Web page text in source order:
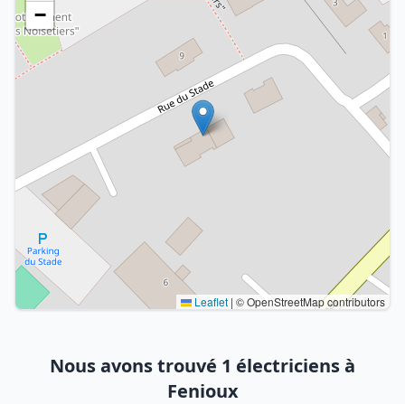
−
Leaflet | © OpenStreetMap contributors
Nous avons trouvé 1 électriciens à
Fenioux